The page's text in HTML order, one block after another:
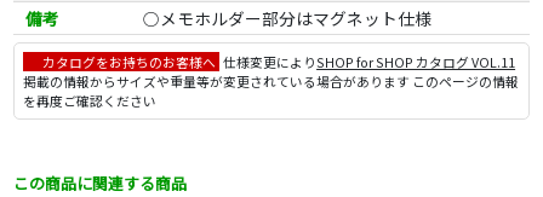
備考
○メモホルダー部分はマグネット仕様
カタログをお持ちのお客様へ 仕様変更によりSHOP for SHOP カタログ VOL.11
掲載の情報からサイズや重量等が変更されている場合があります このページの情報
を再度ご確認ください
この商品に関連する商品